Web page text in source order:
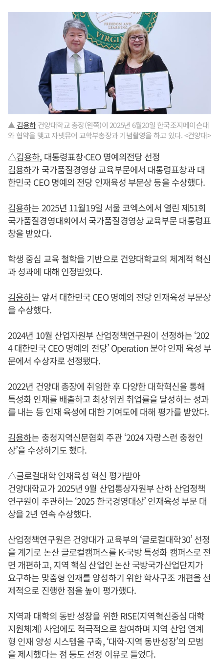
▲ 김용하건양대학교 총장(왼쪽)이 2025년 6월20일 한국조지메이슨대
와 협약을 맺고 자넷뮤어 교학부총장과 기념촬영을 하고 있다. <건양대>
△김용하, 대통령표창·CEO 명예의전당 선정
김용하가 국가품질경영상 교육부문에서 대통령표창과 대
한민국 CEO 명예의 전당 인재육성 부문상 등을 수상했다.
김용하는 2025년 11월19일 서울 코엑스에서 열린 제51회
국가품질경영대회에서 국가품질경영상 교육부문 대통령표
창을 받았다.
학생 중심 교육 철학을 기반으로 건양대학교의 체계적 혁신
과 성과에 대해 인정받았다.
김용하는 앞서 대한민국 CEO 명예의 전당 인재육성 부문상
을 수상했다.
2024년 10월 산업자원부 산업정책연구원이 선정하는 ‘202
4 대한민국 CEO 명예의 전당’ Operation 분야 인재 육성 부
문에서 수상자로 선정됐다.
2022년 건양대 총장에 취임한 후 다양한 대학혁신을 통해
특성화 인재를 배출하고 최상위권 취업률을 달성하는 성과
를 내는 등 인재 육성에 대한 기여도에 대해 평가를 받았다.
김용하는 충청지역신문협회 주관 ‘2024 자랑스런 충청인
상’을 수상하기도 했다.
△글로컬대학 인재육성 혁신 평가받아
건양대학교가 2025년 9월 산업통상자원부 산하 산업정책
연구원이 주관하는 ‘2025 한국경영대상’ 인재육성 부문 대
상을 2년 연속 수상했다.
산업정책연구원은 건양대가 교육부의 ‘글로컬대학30’ 선정
을 계기로 논산 글로컬캠퍼스를 K-국방 특성화 캠퍼스로 전
면 개편하고, 지역 핵심 산업인 논산 국방국가산업단지가
요구하는 맞춤형 인재를 양성하기 위한 학사구조 개편을 선
제적으로 진행한 점을 높이 평가했다.
지역과 대학의 동반 성장을 위한 RISE(지역혁신중심 대학
지원체계) 사업에도 적극적으로 참여하며 지역 산업 연계
형 인재 양성 시스템을 구축, ‘대학-지역 동반성장’의 모범
을 제시했다는 점 등도 선정 이유로 들었다.